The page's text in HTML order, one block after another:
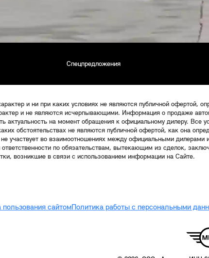
Спецпредложения
и ни при каких условиях не являются публичной офертой,
и не являются исчерпывающими. Информация о продаже
актуальность на момент обращения к официальному дилеру.
обстоятельствах не являются публичной офертой, как она
участвует во взаимоотношениях между официальными дилерами
ответственности по обязательствам, вытекающим из сделок,
возникшие в связи с использованием информации на Сайте.
пользования сайтомПолитика работы с персональными